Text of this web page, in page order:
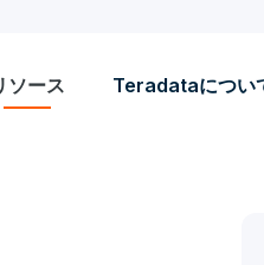
ソース Teradataについ